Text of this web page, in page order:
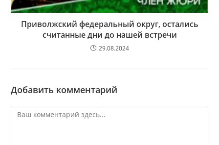
Приволжский федеральный округ, остались
считанные дни до нашей встречи
29.08.2024
Добавить комментарий